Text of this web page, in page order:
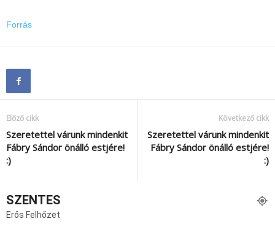
Forrás
Előző cikk
Szeretettel várunk mindenkit
Fábry Sándor önálló estjére!
:)
Következő cikk
Szeretettel várunk mindenkit
Fábry Sándor önálló estjére!
:)
SZENTES
Erős Felhőzet